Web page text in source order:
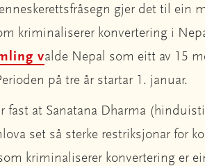
gjer det til ein
kriminaliserer konvertering i
valde Nepal som eitt av 15
på tre år startar 1. januar.
fast at Sanatana Dharma
set så sterke restriksjonar for
kriminaliserer konvertering er